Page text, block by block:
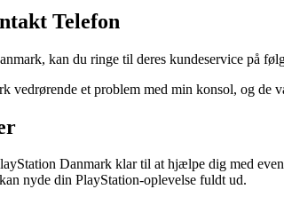
Telefon
kan du ringe til deres kundeservice på
vedrørende et problem med min konsol, og
Danmark klar til at hjælpe dig med
nyde din PlayStation-oplevelse fuldt ud.